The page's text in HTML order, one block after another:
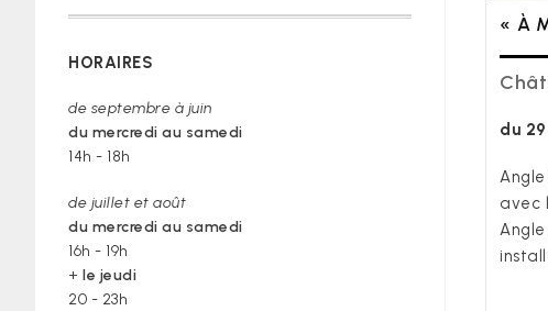
« À
du
avec
HORAIRES
de septembre à juin
du mercredi au samedi
14h - 18h
de juillet et août
du mercredi au samedi
16h - 19h
+ le jeudi
20 - 23h